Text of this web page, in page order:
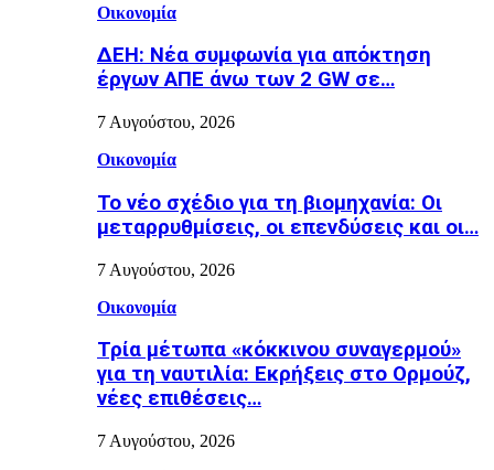
Οικονομία
ΔΕΗ: Νέα συμφωνία για απόκτηση
έργων ΑΠΕ άνω των 2 GW σε…
7 Αυγούστου, 2026
Οικονομία
Το νέο σχέδιο για τη βιομηχανία: Οι
μεταρρυθμίσεις, οι επενδύσεις και οι…
7 Αυγούστου, 2026
Οικονομία
Τρία μέτωπα «κόκκινου συναγερμού»
για τη ναυτιλία: Εκρήξεις στο Ορμούζ,
νέες επιθέσεις…
7 Αυγούστου, 2026